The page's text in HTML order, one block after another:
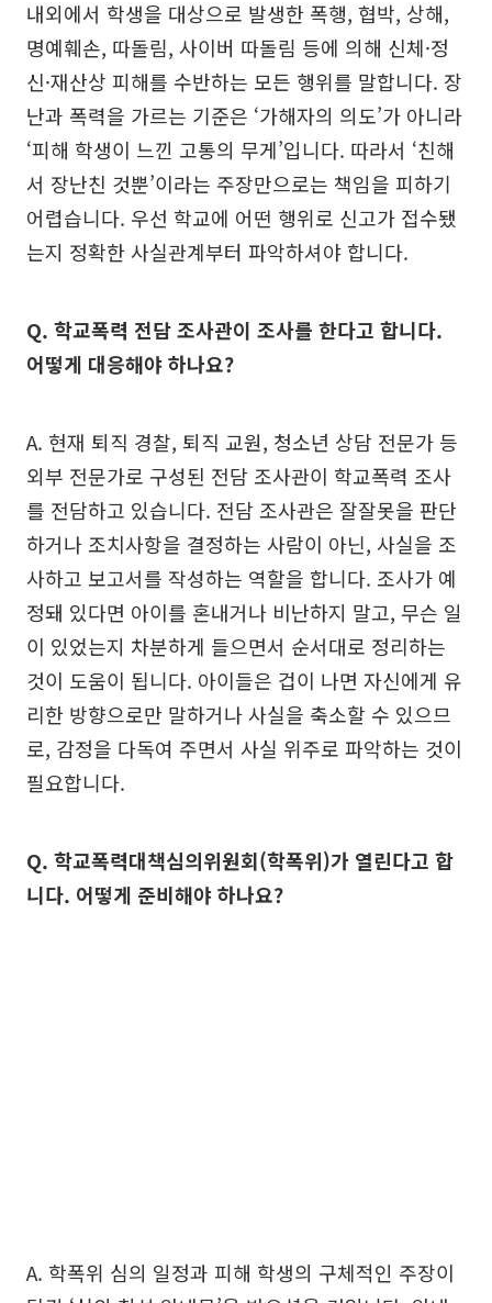
내외에서 학생을 대상으로 발생한 폭행, 협박, 상해,
명예훼손, 따돌림, 사이버 따돌림 등에 의해 신체·정
신·재산상 피해를 수반하는 모든 행위를 말합니다. 장
난과 폭력을 가르는 기준은 ‘가해자의 의도’가 아니라
‘피해 학생이 느낀 고통의 무게’입니다. 따라서 ‘친해
서 장난친 것뿐’이라는 주장만으로는 책임을 피하기
어렵습니다. 우선 학교에 어떤 행위로 신고가 접수됐
는지 정확한 사실관계부터 파악하셔야 합니다.
Q. 학교폭력 전담 조사관이 조사를 한다고 합니다.
어떻게 대응해야 하나요?
A. 현재 퇴직 경찰, 퇴직 교원, 청소년 상담 전문가 등
외부 전문가로 구성된 전담 조사관이 학교폭력 조사
를 전담하고 있습니다. 전담 조사관은 잘잘못을 판단
하거나 조치사항을 결정하는 사람이 아닌, 사실을 조
사하고 보고서를 작성하는 역할을 합니다. 조사가 예
정돼 있다면 아이를 혼내거나 비난하지 말고, 무슨 일
이 있었는지 차분하게 들으면서 순서대로 정리하는
것이 도움이 됩니다. 아이들은 겁이 나면 자신에게 유
리한 방향으로만 말하거나 사실을 축소할 수 있으므
로, 감정을 다독여 주면서 사실 위주로 파악하는 것이
필요합니다.
Q. 학교폭력대책심의위원회(학폭위)가 열린다고 합
니다. 어떻게 준비해야 하나요?
A. 학폭위 심의 일정과 피해 학생의 구체적인 주장이